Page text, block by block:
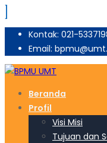
Kontak: 021-
Email:
Beranda
Profil
Visi Misi
Tujuan dan